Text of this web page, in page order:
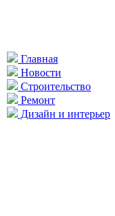
Главная
Новости
Строительство
Ремонт
Дизайн и интерьер